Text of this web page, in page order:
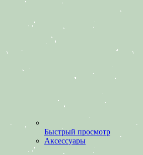
Быстрый просмотр
Аксессуары